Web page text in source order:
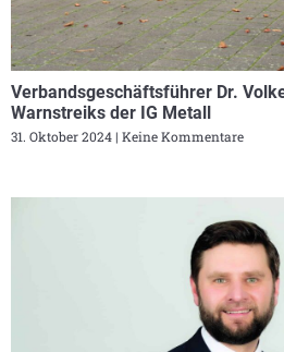
Verbandsgeschäftsführer Dr.
Warnstreiks der IG Metall
31. Oktober 2024 Keine Kommentare